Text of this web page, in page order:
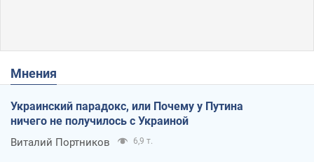
Мнения
Украинский парадокс, или Почему у Путина
ничего не получилось с Украиной
Виталий Портников 6,9 т.